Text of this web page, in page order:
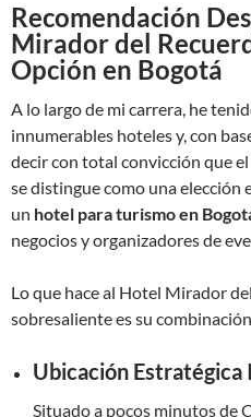
Recomendación
Mirador del
Opción en Bogotá
A lo largo de mi carrera, he
innumerables hoteles y, con
decir con total convicción que el
se distingue como una elección
un hotel para turismo en
negocios y organizadores de
Lo que hace al Hotel Mirador
sobresaliente es su
Ubicación Estratégica
Situado a pocos minutos de